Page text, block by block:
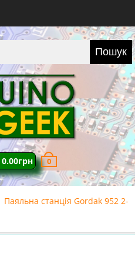
Пошук
0.00грн 0
Паяльна станція Gordak 952 2-